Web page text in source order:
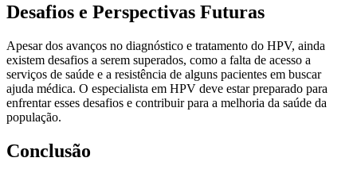
Desafios e Perspectivas Futuras
Apesar dos avanços no diagnóstico e tratamento do HPV, ainda
existem desafios a serem superados, como a falta de acesso a
serviços de saúde e a resistência de alguns pacientes em buscar
ajuda médica. O especialista em HPV deve estar preparado para
enfrentar esses desafios e contribuir para a melhoria da saúde da
população.
Conclusão